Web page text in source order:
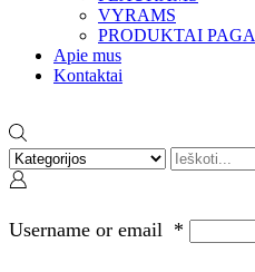
VYRAMS
PRODUKTAI
Apie mus
Kontaktai
Search
input
Username or email *